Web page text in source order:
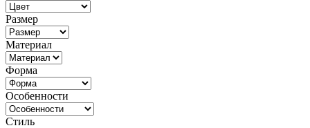
Размер
Материал
Форма
Особенности
Стиль